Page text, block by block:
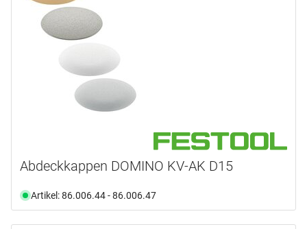
Abdeckkappen DOMINO KV-AK D15
Artikel: 86.006.44 - 86.006.47